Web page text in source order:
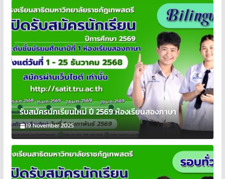
รับสมัครนักเรียนใหม่ ปี 2569 ห้องเรียนสองภาษา
19 November 2025